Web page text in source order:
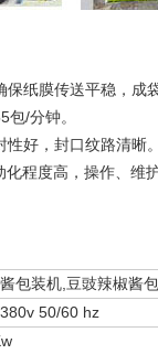
纸膜传送平稳，成
/分钟。
好，封口纹路清晰。
程度高，操作、维
包装机,豆豉辣椒酱
50/60 hz